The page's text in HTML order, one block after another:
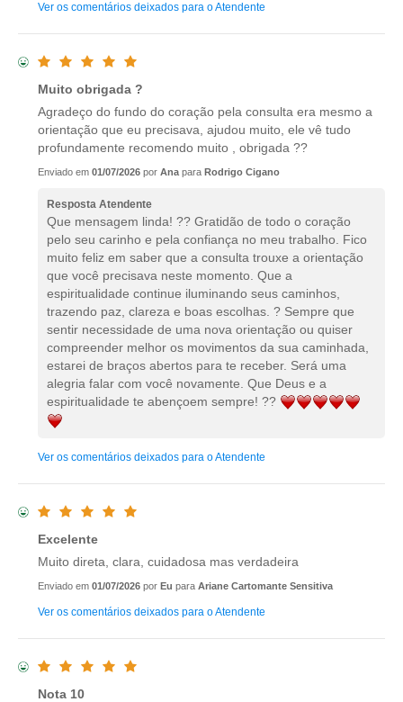
Ver os comentários deixados para o Atendente
Muito obrigada ?
Agradeço do fundo do coração pela consulta era mesmo a
orientação que eu precisava, ajudou muito, ele vê tudo
profundamente recomendo muito , obrigada ??
Enviado em 01/07/2026 por Ana para Rodrigo Cigano
Resposta Atendente
Que mensagem linda! ?? Gratidão de todo o coração
pelo seu carinho e pela confiança no meu trabalho. Fico
muito feliz em saber que a consulta trouxe a orientação
que você precisava neste momento. Que a
espiritualidade continue iluminando seus caminhos,
trazendo paz, clareza e boas escolhas. ? Sempre que
sentir necessidade de uma nova orientação ou quiser
compreender melhor os movimentos da sua caminhada,
estarei de braços abertos para te receber. Será uma
alegria falar com você novamente. Que Deus e a
espiritualidade te abençoem sempre! ??
Ver os comentários deixados para o Atendente
Excelente
Muito direta, clara, cuidadosa mas verdadeira
Enviado em 01/07/2026 por Eu para Ariane Cartomante Sensitiva
Ver os comentários deixados para o Atendente
Nota 10